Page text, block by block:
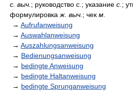
с. выч. ; руководство с. ; указание с. ;
формулировка ж. выч. ; чек м.
→ Aufrufanweisung
→ Auswahlanweisung
→ Auszahlungsanweisung
→ Bedienungsanweisung
→ bedingte Anweisung
→ bedingte Haltanweisung
→ bedingte Sprunganweisung